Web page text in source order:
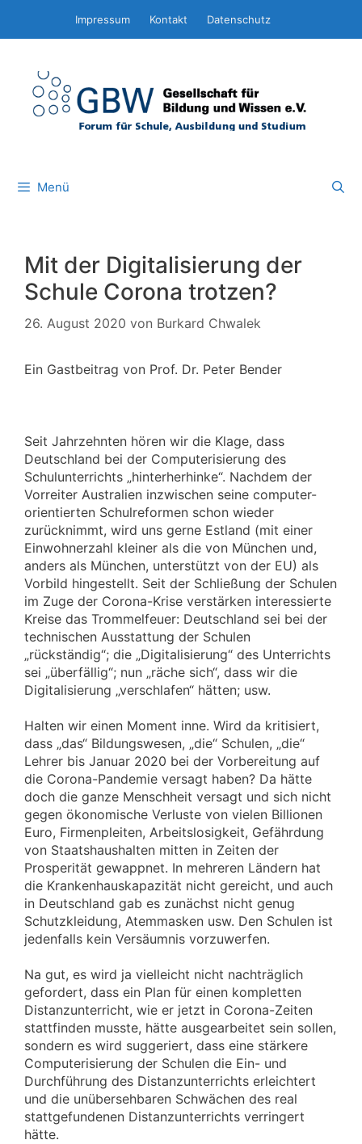
springen
Impressum Kontakt Datenschutz
Menü
Mit der Digitalisierung der
Schule Corona trotzen?
26. August 2020 von Burkard Chwalek
Ein Gastbeitrag von Prof. Dr. Peter Bender
Seit Jahrzehnten hören wir die Klage, dass
Deutschland bei der Computerisierung des
Schulunterrichts „hinterherhinke“. Nachdem der
Vorreiter Australien inzwischen seine computer-
orientierten Schulreformen schon wieder
zurücknimmt, wird uns gerne Estland (mit einer
Einwohnerzahl kleiner als die von München und,
anders als München, unterstützt von der EU) als
Vorbild hingestellt. Seit der Schließung der Schulen
im Zuge der Corona-Krise verstärken interessierte
Kreise das Trommelfeuer: Deutschland sei bei der
technischen Ausstattung der Schulen
„rückständig“; die „Digitalisierung“ des Unterrichts
sei „überfällig“; nun „räche sich“, dass wir die
Digitalisierung „verschlafen“ hätten; usw.
Halten wir einen Moment inne. Wird da kritisiert,
dass „das“ Bildungswesen, „die“ Schulen, „die“
Lehrer bis Januar 2020 bei der Vorbereitung auf
die Corona-Pandemie versagt haben? Da hätte
doch die ganze Menschheit versagt und sich nicht
gegen ökonomische Verluste von vielen Billionen
Euro, Firmenpleiten, Arbeitslosigkeit, Gefährdung
von Staatshaushalten mitten in Zeiten der
Prosperität gewappnet. In mehreren Ländern hat
die Krankenhauskapazität nicht gereicht, und auch
in Deutschland gab es zunächst nicht genug
Schutzkleidung, Atemmasken usw. Den Schulen ist
jedenfalls kein Versäumnis vorzuwerfen.
Na gut, es wird ja vielleicht nicht nachträglich
gefordert, dass ein Plan für einen kompletten
Distanzunterricht, wie er jetzt in Corona-Zeiten
stattfinden musste, hätte ausgearbeitet sein sollen,
sondern es wird suggeriert, dass eine stärkere
Computerisierung der Schulen die Ein- und
Durchführung des Distanzunterrichts erleichtert
und die unübersehbaren Schwächen des real
stattgefundenen Distanzunterrichts verringert
hätte.